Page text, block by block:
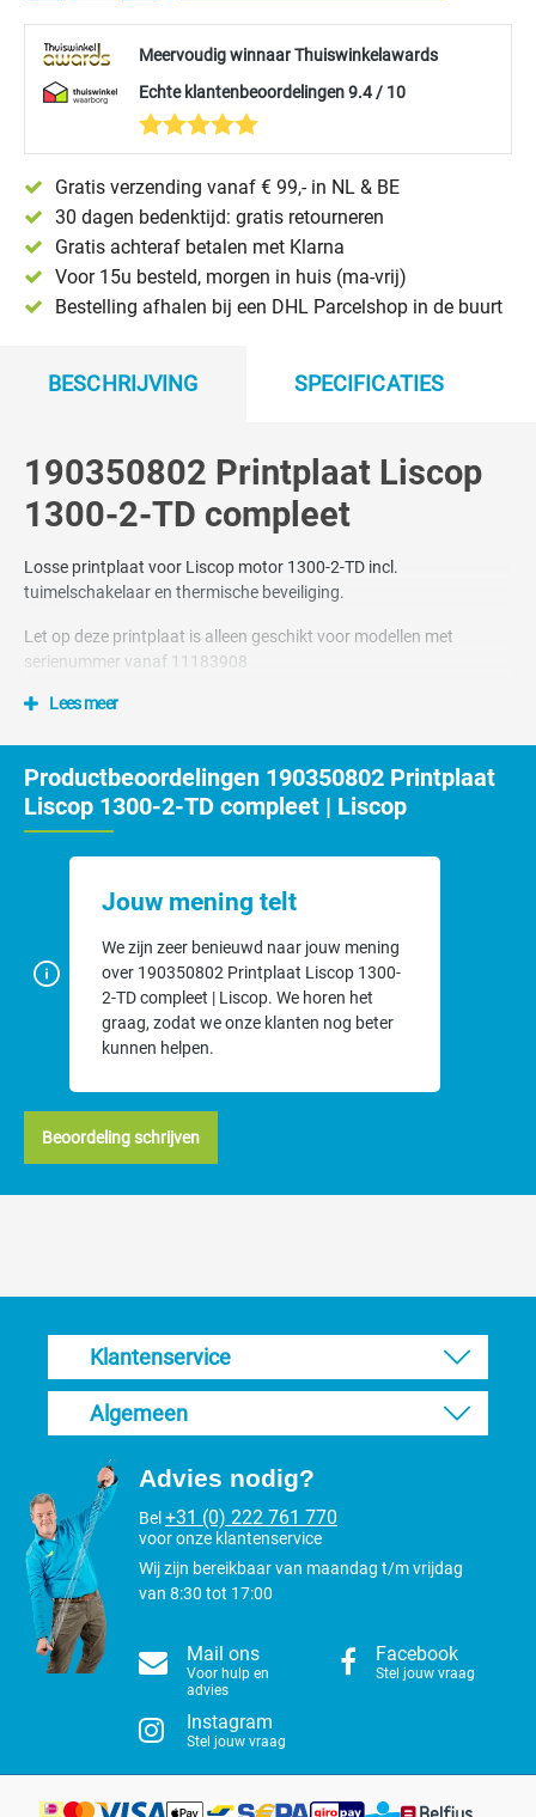
Meervoudig winnaar Thuiswinkelawards
Echte klantenbeoordelingen 9.4 / 10
Gratis verzending vanaf € 99,- in NL & BE
30 dagen bedenktijd: gratis retourneren
Gratis achteraf betalen met Klarna
Voor 15u besteld, morgen in huis (ma-vrij)
Bestelling afhalen bij een DHL Parcelshop in de buurt
BESCHRIJVING SPECIFICATIES
190350802 Printplaat Liscop
1300-2-TD compleet
Losse printplaat voor Liscop motor 1300-2-TD incl.
tuimelschakelaar en thermische beveiliging.
Let op deze printplaat is alleen geschikt voor modellen met
serienummer vanaf 11183908
Nummer 221 op tekening
Lees meer
Productbeoordelingen 190350802 Printplaat
Liscop 1300-2-TD compleet | Liscop
Jouw mening telt
We zijn zeer benieuwd naar jouw mening
over 190350802 Printplaat Liscop 1300-
2-TD compleet | Liscop. We horen het
graag, zodat we onze klanten nog beter
kunnen helpen.
Beoordeling schrijven
Klantenservice
Algemeen
Advies nodig?
Bel+31 (0) 222 761 770
voor onze klantenservice
Wij zijn bereikbaar van maandag t/m vrijdag
van 8:30 tot 17:00
Mail ons
Voor hulp en
advies
Facebook
Stel jouw vraag
Instagram
Stel jouw vraag